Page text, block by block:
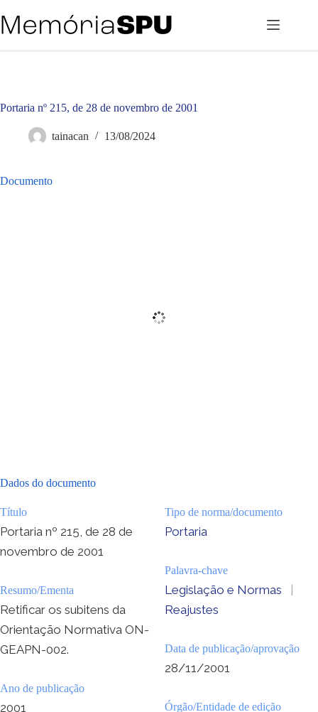
para
o
Portaria nº 215, de 28 de novembro de 2001
tainacan 13/08/2024
Documento
Dados do documento
Título
Portaria nº 215, de 28 de
novembro de 2001
Resumo/Ementa
Retificar os subitens da
Orientação Normativa ON-
GEAPN-002.
Ano de publicação
2001
Tipo de norma/documento
Portaria
Palavra-chave
Legislação e Normas
|
Reajustes
Data de publicação/aprovação
28/11/2001
Órgão/Entidade de edição